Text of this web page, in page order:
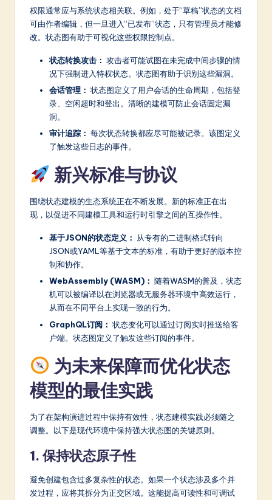
权限通常应与系统状态相关联。例如，处于“草稿”状态的文档
可由作者编辑，但一旦进入“已发布”状态，只有管理员才能修
改。状态图有助于可视化这些权限控制点。
状态转换攻击： 攻击者可能试图在未完成中间步骤的情
况下强制进入特权状态。状态图有助于识别这些漏洞。
会话管理： 状态图定义了用户会话的生命周期，包括登
录、空闲超时和登出。清晰的建模可防止会话固定漏
洞。
审计追踪： 每次状态转换都应尽可能被记录。该图定义
了触发这些日志的事件。
新兴标准与协议
围绕状态建模的生态系统正在不断发展。新的标准正在出
现，以促进不同建模工具和运行时引擎之间的互操作性。
基于JSON的状态定义： 从专有的二进制格式转向
JSON或YAML等基于文本的标准，有助于更好的版本控
制和协作。
WebAssembly (WASM)： 随着WASM的普及，状态
机可以被编译以在浏览器或无服务器环境中高效运行，
从而在不同平台上实现一致的行为。
GraphQL订阅： 状态变化可以通过订阅实时推送给客
户端。状态图定义了触发这些订阅的事件。
为未来保障而优化状态
模型的最佳实践
为了在架构演进过程中保持有效性，状态建模实践必须随之
调整。以下是现代环境中保持强大状态图的关键原则。
1. 保持状态原子性
避免创建包含过多复杂性的状态。如果一个状态涉及多个并
发过程，应将其拆分为正交区域。这能提高可读性和可调试